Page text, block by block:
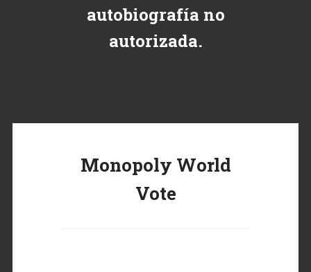
autobiografía no
autorizada.
Monopoly World
Vote